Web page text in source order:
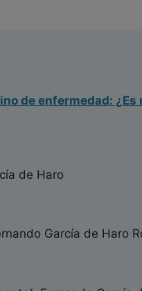
de enfermedad:
de Haro
García de Haro